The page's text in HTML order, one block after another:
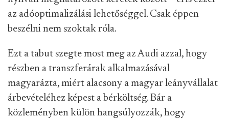
az adóoptimalizálási lehetőséggel. Csak éppen
beszélni nem szoktak róla.
Ezt a tabut szegte most meg az Audi azzal, hogy
részben a transzferárak alkalmazásával
magyarázta, miért alacsony a magyar leányvállalat
árbevételéhez képest a bérköltség. Bár a
közleményben külön hangsúlyozzák, hogy